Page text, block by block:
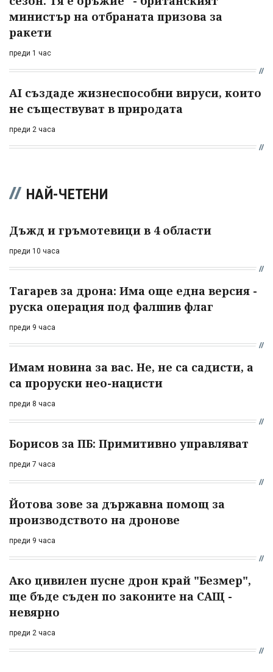
министър на отбраната призова за
ракети
преди 1 час
AI създаде жизнеспособни вируси, които
не съществуват в природата
преди 2 часа
НАЙ-ЧЕТЕНИ
Дъжд и гръмотевици в 4 области
преди 10 часа
Тагарев за дрона: Има още една версия -
руска операция под фалшив флаг
преди 9 часа
Имам новина за вас. Не, не са садисти, а
са проруски нео-нацисти
преди 8 часа
Борисов за ПБ: Примитивно управляват
преди 7 часа
Йотова зове за държавна помощ за
производството на дронове
преди 9 часа
Ако цивилен пусне дрон край "Безмер",
ще бъде съден по законите на САЩ -
невярно
преди 2 часа